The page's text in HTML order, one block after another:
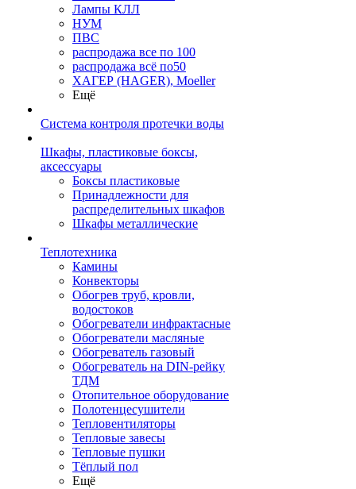
Лампы КЛЛ
НУМ
ПВС
распродажа все по 100
распродажа всё по50
ХАГЕР (HAGER), Moeller
Ещё
Система контроля протечки воды
Шкафы, пластиковые боксы,
аксессуары
Боксы пластиковые
Принадлежности для
распределительных шкафов
Шкафы металлические
Теплотехника
Камины
Конвекторы
Обогрев труб, кровли,
водостоков
Обогреватели инфрактасные
Обогреватели масляные
Обогреватель газовый
Обогреватель на DIN-рейку
ТДМ
Отопительное оборудование
Полотенцесушители
Тепловентиляторы
Тепловые завесы
Тепловые пушки
Тёплый пол
Ещё